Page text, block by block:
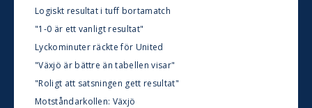
Logiskt resultat i tuff bortamatch
"1-0 är ett vanligt resultat"
Lyckominuter räckte för United
"Växjö är bättre än tabellen visar"
"Roligt att satsningen gett resultat"
Motståndarkollen: Växjö